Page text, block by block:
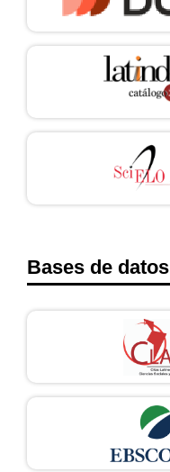
Bases de datos